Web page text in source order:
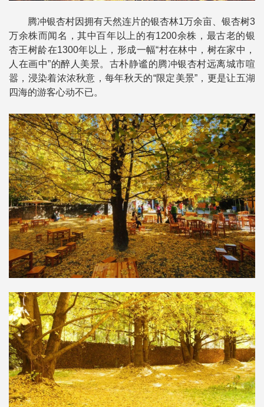
腾冲银杏村因拥有天然连片的银杏林1万余亩、银杏树3
万余株而闻名，其中百年以上的有1200余株，最古老的银
杏王树龄在1300年以上，形成一幅“村在林中，树在家中，
人在画中”的醉人美景。古朴静谧的腾冲银杏村远离城市喧
嚣，浸染着浓浓秋意，每年秋天的“限定美景”，更是让五湖
四海的游客心动不已。